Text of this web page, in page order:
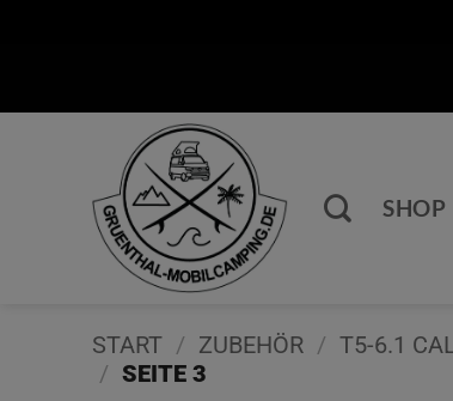
SHOP
START / ZUBEHÖR / T5-6.1
/ SEITE 3